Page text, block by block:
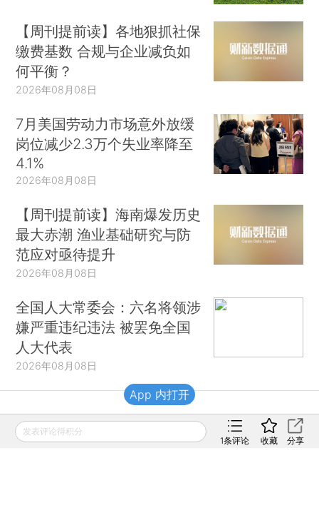
【周刊提前读】各地狠抓社保
缴费基数 合规与企业减负如
何平衡？
2026年08月08日
7月美国劳动力市场意外放缓
岗位减少2.3万个失业率降至
4.1%
2026年08月08日
【周刊提前读】海南爆发历史
最大赤潮 渔业基础研究与防
范应对亟待提升
2026年08月08日
全国人大常委会：六名将领涉
嫌严重违纪违法 被罢免全国
人大代表
2026年08月08日
财新移动
发表评论得积分
1条评论 收藏 分享
App 内打开